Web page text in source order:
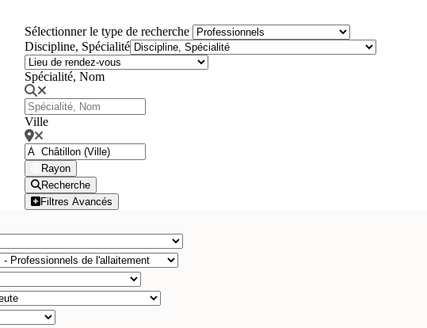
Sélectionner le type de recherche
Discipline, Spécialité
Spécialité, Nom
Ville
Rayon
Recherche
Filtres Avancés